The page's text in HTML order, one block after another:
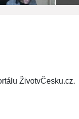
ŽivotvČesku.cz.